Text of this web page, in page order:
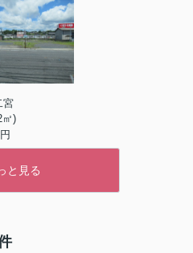
宮
㎡)
と見る